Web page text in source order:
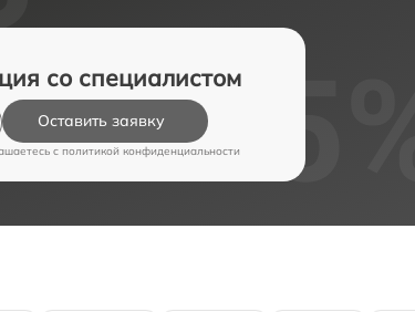
со специалистом
Оставить заявку
c политикой конфиденциальности